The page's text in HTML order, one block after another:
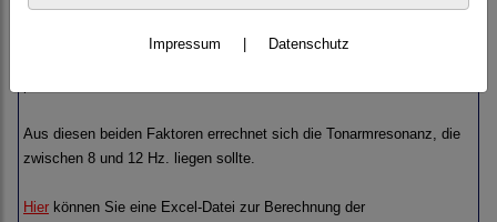
zusammen passen, nicht nur bezüglich der passenden Headshell, den
Anschlüssen usw., sondern auch das Gewicht der bewegten Masse
Aus diesen beiden Faktoren errechnet sich die Tonarmresonanz, die
zwischen 8 und 12 Hz. liegen sollte.
Hier können Sie eine Excel-Datei zur Berechnung der
Impressum Datenschutz